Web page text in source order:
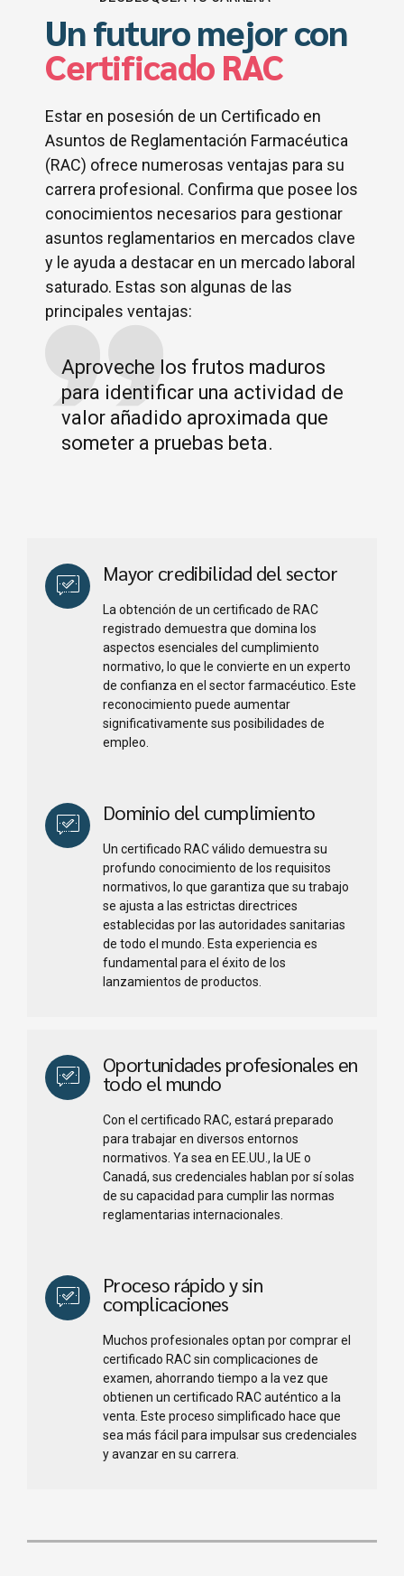
Un futuro mejor con
Certificado RAC
Estar en posesión de un Certificado en
Asuntos de Reglamentación Farmacéutica
(RAC) ofrece numerosas ventajas para su
carrera profesional. Confirma que posee los
conocimientos necesarios para gestionar
asuntos reglamentarios en mercados clave
y le ayuda a destacar en un mercado laboral
saturado. Estas son algunas de las
principales ventajas:
Aproveche los frutos maduros
para identificar una actividad de
valor añadido aproximada que
someter a pruebas beta.
Mayor credibilidad del sector
La obtención de un certificado de RAC
registrado demuestra que domina los
aspectos esenciales del cumplimiento
normativo, lo que le convierte en un experto
de confianza en el sector farmacéutico. Este
reconocimiento puede aumentar
significativamente sus posibilidades de
empleo.
Dominio del cumplimiento
Un certificado RAC válido demuestra su
profundo conocimiento de los requisitos
normativos, lo que garantiza que su trabajo
se ajusta a las estrictas directrices
establecidas por las autoridades sanitarias
de todo el mundo. Esta experiencia es
fundamental para el éxito de los
lanzamientos de productos.
Oportunidades profesionales en
todo el mundo
Con el certificado RAC, estará preparado
para trabajar en diversos entornos
normativos. Ya sea en EE.UU., la UE o
Canadá, sus credenciales hablan por sí solas
de su capacidad para cumplir las normas
reglamentarias internacionales.
Proceso rápido y sin
complicaciones
Muchos profesionales optan por comprar el
certificado RAC sin complicaciones de
examen, ahorrando tiempo a la vez que
obtienen un certificado RAC auténtico a la
venta. Este proceso simplificado hace que
sea más fácil para impulsar sus credenciales
y avanzar en su carrera.